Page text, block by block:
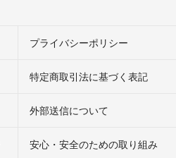
プライバシーポリシー
特定商取引法に基づく表記
外部送信について
安心・安全のための取り組み